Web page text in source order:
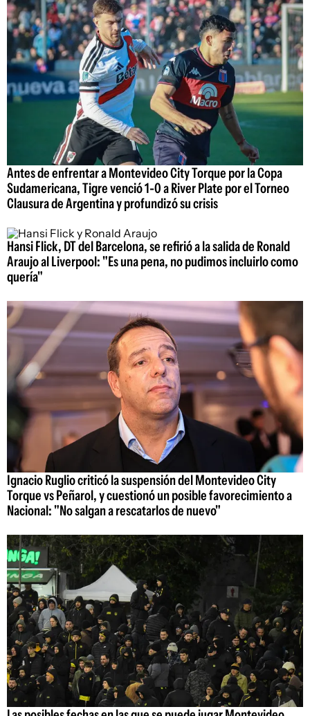
Antes de enfrentar a Montevideo City Torque por la Copa
Sudamericana, Tigre venció 1-0 a River Plate por el Torneo
Clausura de Argentina y profundizó su crisis
Hansi Flick, DT del Barcelona, se refirió a la salida de Ronald
Araujo al Liverpool: "Es una pena, no pudimos incluirlo como
quería"
Ignacio Ruglio criticó la suspensión del Montevideo City
Torque vs Peñarol, y cuestionó un posible favorecimiento a
Nacional: "No salgan a rescatarlos de nuevo"